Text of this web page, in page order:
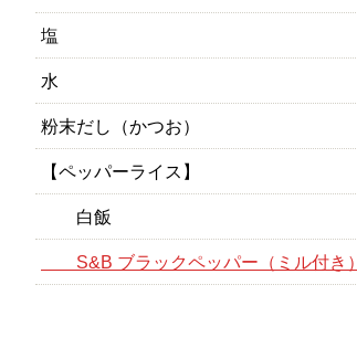
塩
水
粉末だし（かつお）
【ペッパーライス】
白飯
S&B ブラックペッパー（ミル付き）